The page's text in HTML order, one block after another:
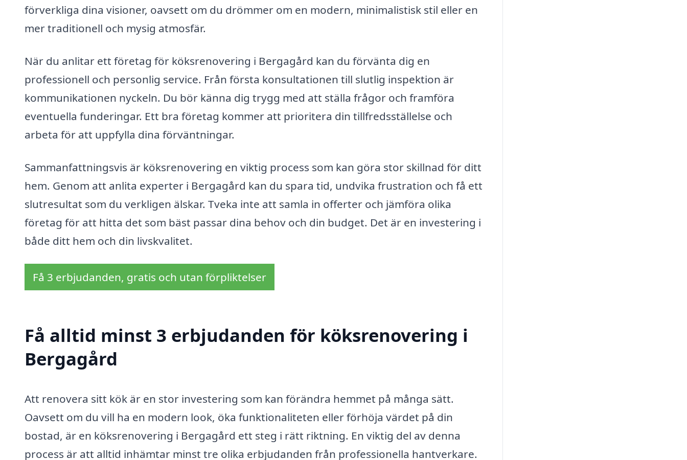
förverkliga dina visioner, oavsett om du drömmer om en modern, minimalistisk stil eller en
mer traditionell och mysig atmosfär.
När du anlitar ett företag för köksrenovering i Bergagård kan du förvänta dig en
professionell och personlig service. Från första konsultationen till slutlig inspektion är
kommunikationen nyckeln. Du bör känna dig trygg med att ställa frågor och framföra
eventuella funderingar. Ett bra företag kommer att prioritera din tillfredsställelse och
arbeta för att uppfylla dina förväntningar.
Sammanfattningsvis är köksrenovering en viktig process som kan göra stor skillnad för ditt
hem. Genom att anlita experter i Bergagård kan du spara tid, undvika frustration och få ett
slutresultat som du verkligen älskar. Tveka inte att samla in offerter och jämföra olika
företag för att hitta det som bäst passar dina behov och din budget. Det är en investering i
både ditt hem och din livskvalitet.
Få 3 erbjudanden, gratis och utan förpliktelser
Få alltid minst 3 erbjudanden för köksrenovering i
Bergagård
Att renovera sitt kök är en stor investering som kan förändra hemmet på många sätt.
Oavsett om du vill ha en modern look, öka funktionaliteten eller förhöja värdet på din
bostad, är en köksrenovering i Bergagård ett steg i rätt riktning. En viktig del av denna
process är att alltid inhämtar minst tre olika erbjudanden från professionella hantverkare.